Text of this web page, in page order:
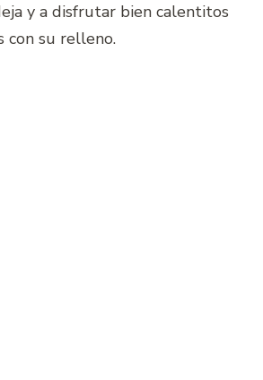
y a disfrutar bien calentitos
con su relleno.